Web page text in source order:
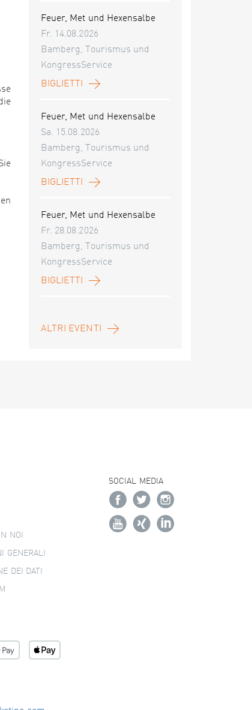
Feuer, Met und Hexensalbe
Fr. 14.08.2026
Bamberg, Tourismus und
KongressService
BIGLIETTI
Feuer, Met und Hexensalbe
Sa. 15.08.2026
Bamberg, Tourismus und
KongressService
BIGLIETTI
Feuer, Met und Hexensalbe
Fr. 28.08.2026
Bamberg, Tourismus und
KongressService
BIGLIETTI
ALTRI EVENTI
NOI
GENERALI
DEI DATI
SOCIAL MEDIA